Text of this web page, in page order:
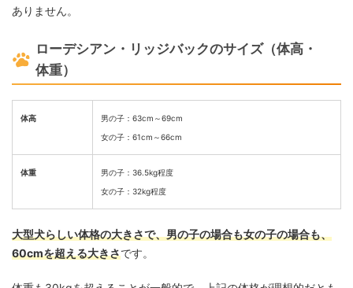
ありません。
ローデシアン・リッジバックのサイズ（体高・
体重）
体高
男の子：63cm～69cm
女の子：61cm～66cm
体重
男の子：36.5kg程度
女の子：32kg程度
大型犬らしい体格の大きさで、男の子の場合も女の子の場合も、
60cmを超える大きさです。